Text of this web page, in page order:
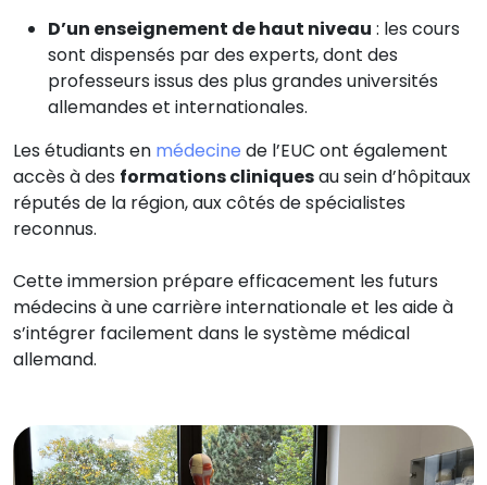
D’un enseignement de haut niveau : les cours
sont dispensés par des experts, dont des
professeurs issus des plus grandes universités
allemandes et internationales.
Les étudiants en médecine de l’EUC ont également
accès à des formations cliniquesau sein d’hôpitaux
réputés de la région, aux côtés de spécialistes
reconnus.
Cette immersion prépare efficacement les futurs
médecins à une carrière internationale et les aide à
s’intégrer facilement dans le système médical
allemand.